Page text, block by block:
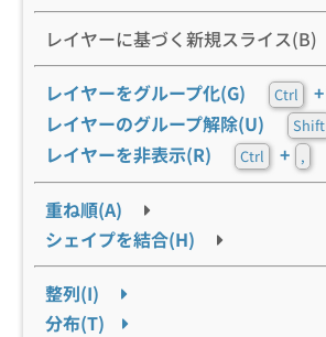
レイヤーに基づく新規スライス(B)
レイヤーをグループ化(G) Ctrl +
レイヤーのグループ解除(U) Shift
レイヤーを非表示(R) Ctrl + ,
重ね順(A)
シェイプを結合(H)
整列(I)
分布(T)